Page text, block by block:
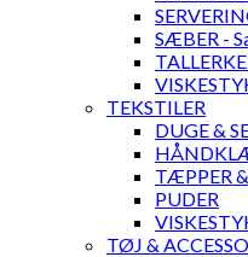
SÆBER -
TEKSTILER
DUGE &
TÆPPER
PUDER
TØJ &